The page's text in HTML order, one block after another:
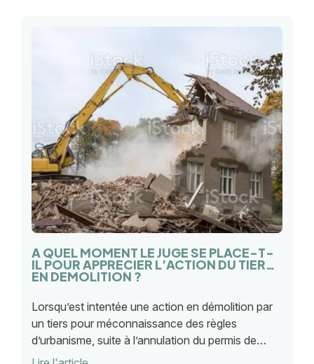
A QUEL MOMENT LE JUGE SE PLACE-T-
IL POUR APPRECIER L’ACTION DU TIERS
EN DEMOLITION ?
Lorsqu’est intentée une action en démolition par
un tiers pour méconnaissance des règles
d’urbanisme, suite à l’annulation du permis de
construire, le juge judiciaire doit se placer au jour